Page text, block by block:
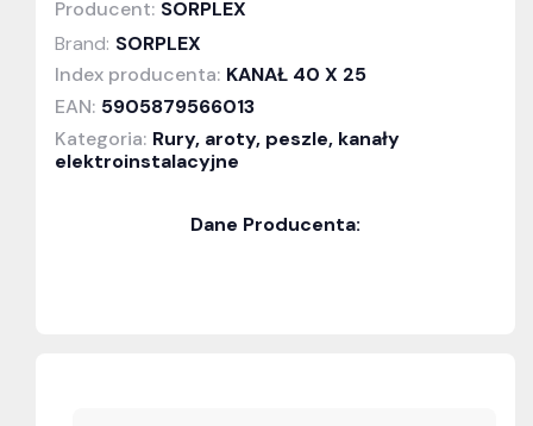
Producent: SORPLEX
Brand: SORPLEX
Index producenta: KANAŁ 40 X 25
EAN: 5905879566013
Kategoria: Rury, aroty, peszle, kanały
elektroinstalacyjne
Dane Producenta: